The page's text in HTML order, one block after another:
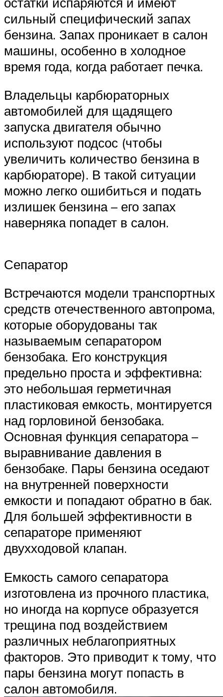
сильный специфический запах
бензина. Запах проникает в салон
машины, особенно в холодное
время года, когда работает печка.
Владельцы карбюраторных
автомобилей для щадящего
запуска двигателя обычно
используют подсос (чтобы
увеличить количество бензина в
карбюраторе). В такой ситуации
можно легко ошибиться и подать
излишек бензина – его запах
наверняка попадет в салон.
Сепаратор
Встречаются модели транспортных
средств отечественного автопрома,
которые оборудованы так
называемым сепаратором
бензобака. Его конструкция
предельно проста и эффективна:
это небольшая герметичная
пластиковая емкость, монтируется
над горловиной бензобака.
Основная функция сепаратора –
выравнивание давления в
бензобаке. Пары бензина оседают
на внутренней поверхности
емкости и попадают обратно в бак.
Для большей эффективности в
сепараторе применяют
двухходовой клапан.
Емкость самого сепаратора
изготовлена из прочного пластика,
но иногда на корпусе образуется
трещина под воздействием
различных неблагоприятных
факторов. Это приводит к тому, что
пары бензина могут попасть в
салон автомобиля.